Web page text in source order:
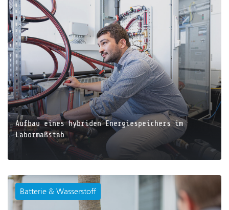
JETZT LESEN
Aufbau eines hybriden Energiespeichers im
Labormaßstab
Batterie & Wasserstoff